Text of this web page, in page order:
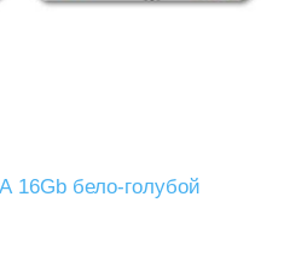
16Gb бело-голубой